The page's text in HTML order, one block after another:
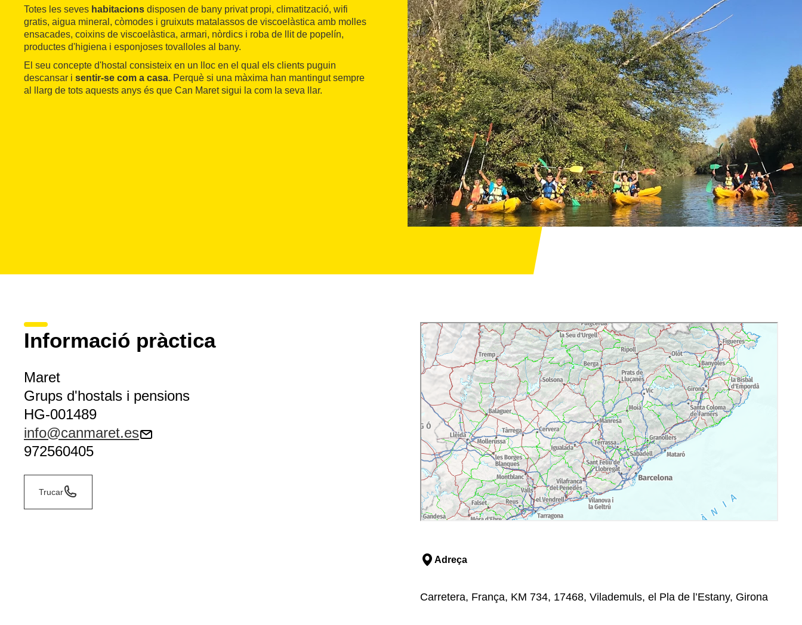
Totes les seves habitacions disposen de bany privat propi, climatització, wifi
gratis, aigua mineral, còmodes i gruixuts matalassos de viscoelàstica amb molles
ensacades, coixins de viscoelàstica, armari, nòrdics i roba de llit de popelín,
productes d'higiena i esponjoses tovalloles al bany.
El seu concepte d'hostal consisteix en un lloc en el qual els clients puguin
descansar i sentir-se com a casa. Perquè si una màxima han mantingut sempre
al llarg de tots aquests anys és que Can Maret sigui la com la seva llar.
Informació pràctica
Maret
Grups d'hostals i pensions
HG-001489
info@canmaret.es
972560405
Trucar
Adreça
Carretera, França, KM 734, 17468, Vilademuls, el Pla de l’Estany, Girona